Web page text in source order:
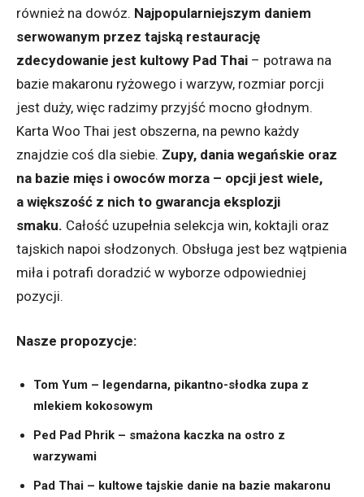
również na dowóz. Najpopularniejszym daniem
serwowanym przez tajską restaurację
zdecydowanie jest kultowy Pad Thai – potrawa na
bazie makaronu ryżowego i warzyw, rozmiar porcji
jest duży, więc radzimy przyjść mocno głodnym.
Karta Woo Thai jest obszerna, na pewno każdy
znajdzie coś dla siebie. Zupy, dania wegańskie oraz
na bazie mięs i owoców morza – opcji jest wiele,
a większość z nich to gwarancja eksplozji
smaku. Całość uzupełnia selekcja win, koktajli oraz
tajskich napoi słodzonych. Obsługa jest bez wątpienia
miła i potrafi doradzić w wyborze odpowiedniej
pozycji.
Nasze propozycje:
Tom Yum – legendarna, pikantno-słodka zupa z
mlekiem kokosowym
Ped Pad Phrik – smażona kaczka na ostro z
warzywami
Pad Thai – kultowe tajskie danie na bazie makaronu